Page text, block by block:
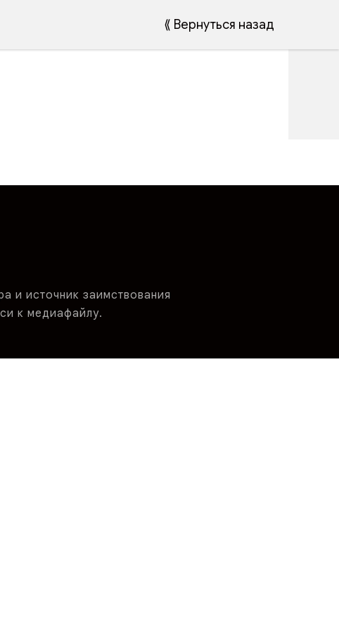
⟪ Вернуться назад
и источник заимствования
к медиафайлу.